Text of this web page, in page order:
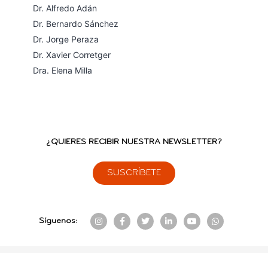
Dr. Alfredo Adán
Dr. Bernardo Sánchez
Dr. Jorge Peraza
Dr. Xavier Corretger
Dra. Elena Milla
¿QUIERES RECIBIR NUESTRA NEWSLETTER?
SUSCRÍBETE
Síguenos: